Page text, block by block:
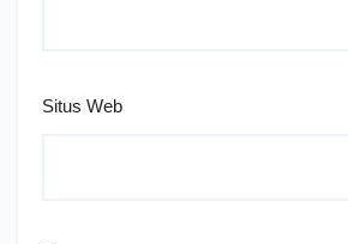
Situs Web